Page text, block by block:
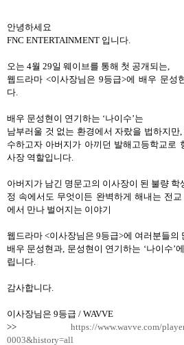
안녕하세요
FNC ENTERTAINMENT 입니다.
오는 4월 29일 웨이브를 통해 첫 공개되는,
웹드라마 <이사장님은 9등급>에 배우 문성
다.
배우 문성현이 연기하는 ‘나이수’는
남부러울 것 없는 환경에서 자랐을 법하지만,
수하고자 아버지가 아끼던 발해고등학교로
사장 역할입니다.
아버지가 남긴 명문고의 이사장이 된 불량 학
정 속에서도 무엇이든 완벽하게 해내는 전
에서 만나 벌어지는 이야기
웹드라마 <이사장님은 9등급>에 여러분들의
배우 문성현과, 문성현이 연기하는 ‘나이수’
립니다.
감사합니다.
이사장님은 9등급 / WAVVE
>> https://www.wavve.com/
0003&history=all